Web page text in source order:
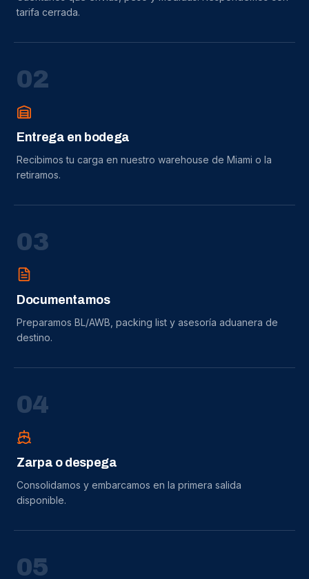
tarifa cerrada.
02
Entrega en bodega
Recibimos tu carga en nuestro warehouse de Miami o la
retiramos.
03
Documentamos
Preparamos BL/AWB, packing list y asesoría aduanera de
destino.
04
Zarpa o despega
Consolidamos y embarcamos en la primera salida
disponible.
05